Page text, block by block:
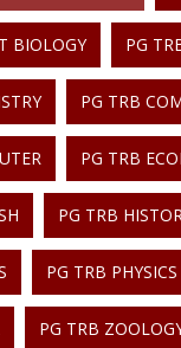
BIOLOGY PG
PG TRB
PG TRB
PG TRB
PG TRB PHYSICS
PG TRB